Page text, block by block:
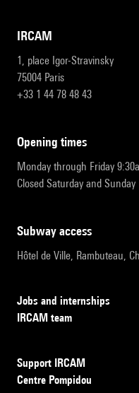
IRCAM
1, place Igor-Stravinsky
75004 Paris
+33 1 44 78 48 43
opening times
Monday through Friday
Closed Saturday and Sunday
subway access
Hôtel de Ville, Rambuteau,
Jobs and internships
IRCAM team
Support IRCAM
Centre Pompidou